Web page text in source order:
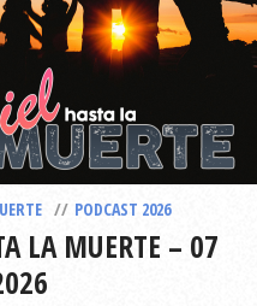
PODCAST 2026
LA MUERTE – 07